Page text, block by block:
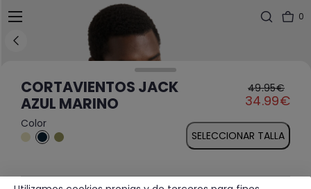
0
CORTAVIENTOS JACK
AZUL MARINO
Price reduced
49.95€
to
34.99€
Color
SELECCIONAR TALLA